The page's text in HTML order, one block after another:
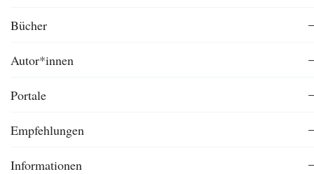
Bücher
Autor*innen
Portale
Empfehlungen
Informationen